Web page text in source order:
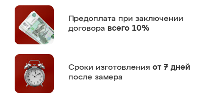
Предоплата при заключении
договора всего 10%
Сроки изготовления от 7 дней
после замера